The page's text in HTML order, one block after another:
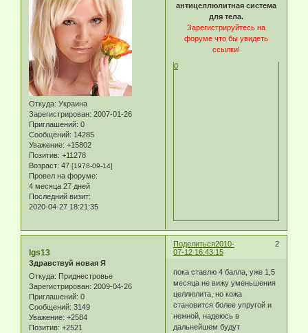
Откуда: Украина
Зарегистрирован: 2007-01-26
Приглашений: 0
Сообщений: 14285
Уважение: +15802
Позитив: +11278
Возраст: 47 [1978-09-14]
Провел на форуме:
4 месяца 27 дней
Последний визит:
2020-04-27 18:21:35
антицеллюлитная система
для тела.
Зарегистрируйтесь на
форуме что бы увидеть
ссылки!
0
Поделиться 2
2010-
07-12 16:43:15
lgs13
Здравствуй новая Я
Откуда: Приднестровье
Зарегистрирован: 2009-04-26
Приглашений: 0
Сообщений: 3149
Уважение: +2584
Позитив: +2521
пока ставлю 4 балла, уже 1,5
месяца не вижу уменьшения
целлюлита, но кожа
становится более упругой и
нежной, надеюсь в
дальнейшем будут